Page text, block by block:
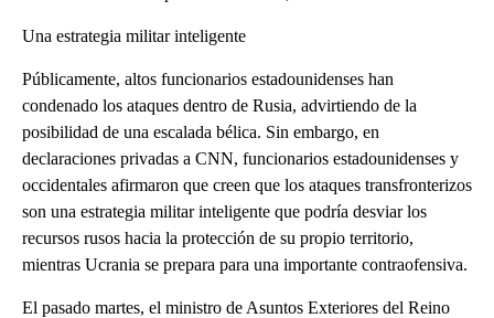
Una estrategia militar inteligente
Públicamente, altos funcionarios estadounidenses han
condenado los ataques dentro de Rusia, advirtiendo de la
posibilidad de una escalada bélica. Sin embargo, en
declaraciones privadas a CNN, funcionarios estadounidenses y
occidentales afirmaron que creen que los ataques transfronterizos
son una estrategia militar inteligente que podría desviar los
recursos rusos hacia la protección de su propio territorio,
mientras Ucrania se prepara para una importante contraofensiva.
El pasado martes, el ministro de Asuntos Exteriores del Reino